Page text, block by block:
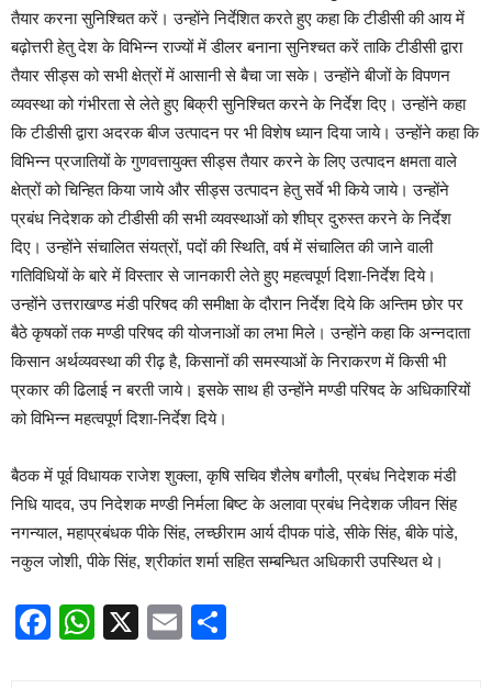
तैयार करना सुनिश्चित करें। उन्होंने निर्देशित करते हुए कहा कि टीडीसी की आय में
बढ़ोत्तरी हेतु देश के विभिन्न राज्यों में डीलर बनाना सुनिश्चत करें ताकि टीडीसी द्वारा
तैयार सीड्स को सभी क्षेत्रों में आसानी से बैचा जा सके। उन्होंने बीजों के विपणन
व्यवस्था को गंभीरता से लेते हुए बिक्री सुनिश्चित करने के निर्देश दिए। उन्होंने कहा
कि टीडीसी द्वारा अदरक बीज उत्पादन पर भी विशेष ध्यान दिया जाये। उन्होंने कहा कि
विभिन्न प्रजातियों के गुणवत्तायुक्त सीड्स तैयार करने के लिए उत्पादन क्षमता वाले
क्षेत्रों को चिन्हित किया जाये और सीड्स उत्पादन हेतु सर्वे भी किये जाये। उन्होंने
प्रबंध निदेशक को टीडीसी की सभी व्यवस्थाओं को शीघ्र दुरुस्त करने के निर्देश
दिए। उन्होंने संचालित संयत्रों, पदों की स्थिति, वर्ष में संचालित की जाने वाली
गतिविधियों के बारे में विस्तार से जानकारी लेते हुए महत्वपूर्ण दिशा-निर्देश दिये।
उन्होंने उत्तराखण्ड मंडी परिषद की समीक्षा के दौरान निर्देश दिये कि अन्तिम छोर पर
बैठे कृषकों तक मण्डी परिषद की योजनाओं का लभा मिले। उन्होंने कहा कि अन्नदाता
किसान अर्थव्यवस्था की रीढ़ है, किसानों की समस्याओं के निराकरण में किसी भी
प्रकार की ढिलाई न बरती जाये। इसके साथ ही उन्होंने मण्डी परिषद के अधिकारियों
को विभिन्न महत्वपूर्ण दिशा-निर्देश दिये।
बैठक में पूर्व विधायक राजेश शुक्ला, कृषि सचिव शैलेष बगौली, प्रबंध निदेशक मंडी
निधि यादव, उप निदेशक मण्डी निर्मला बिष्ट के अलावा प्रबंध निदेशक जीवन सिंह
नगन्याल, महाप्रबंधक पीके सिंह, लच्छीराम आर्य दीपक पांडे, सीके सिंह, बीके पांडे,
नकुल जोशी, पीके सिंह, श्रीकांत शर्मा सहित सम्बन्धित अधिकारी उपस्थित थे।
Facebook
WhatsApp
X Email